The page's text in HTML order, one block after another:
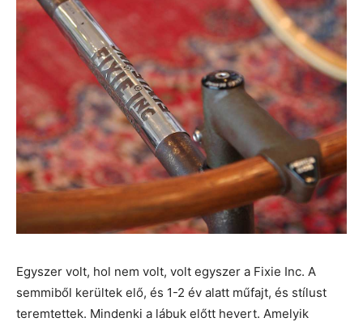
Egyszer volt, hol nem volt, volt egyszer a Fixie Inc. A
semmiből kerültek elő, és 1-2 év alatt műfajt, és stílust
teremtettek. Mindenki a lábuk előtt hevert. Amelyik